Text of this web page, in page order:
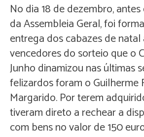
No dia 18 de dezembro,
da Assembleia Geral, foi
entrega dos cabazes de natal
vencedores do sorteio que o
Junho dinamizou nas últimas
felizardos foram o Guilherme
Margarido. Por terem
tiveram direto a rechear a
com bens no valor de 150